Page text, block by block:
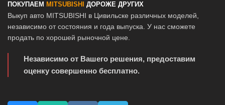
ПОКУПАЕМ MITSUBISHI ДОРОЖЕ ДРУГИХ
Выкуп авто MITSUBISHI в Цивильске различных моделей,
независимо от состояния и года выпуска. У нас сможете
продать по хорошей рыночной цене.
Независимо от Вашего решения, предоставим
оценку совершенно бесплатно.